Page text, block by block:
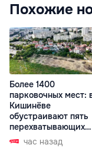
Похожие
Более 1400
парковочных мест:
Кишинёве
обустраивают пять
перехватывающих
парковок
час назад